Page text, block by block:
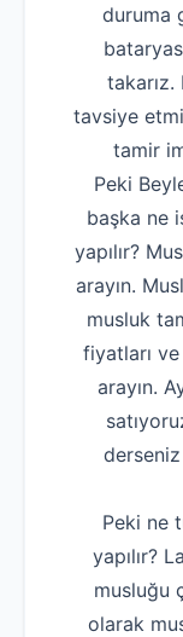
duruma
tavsiye
tamir
Peki
başka ne
yapılır?
arayın.
musluk
fiyatları
arayın.
Peki ne
yapılır?
musluğu
olarak